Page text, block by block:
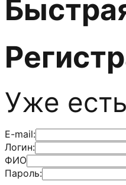
Уже
E-mail:
Логин:
ФИО
Пароль: